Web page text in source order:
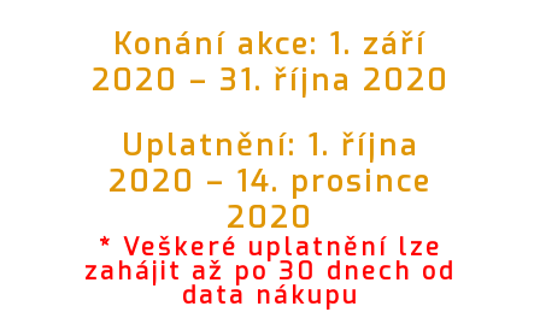
Konání akce: 1. září
2020 – 31. října 2020
Uplatnění: 1. října
2020 – 14. prosince
2020
* Veškeré uplatnění lze
zahájit až po 30 dnech od
data nákupu